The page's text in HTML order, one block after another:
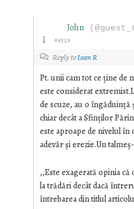
John
#6529
Reply toIoan R
Pt. unii cam tot ce ține de
este considerat
de scuze, au o
chiar decât a Sfinților
este aproape de nivelul în
adevăr și erezie.Un
,,Este exagerată opinia
la trădări decât dacă
întrebarea din titlul